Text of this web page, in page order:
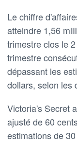
Le chiffre
atteindre 1,56
trimestre clos le
trimestre
dépassant les
dollars, selon les
Victoria's Secret
ajusté de 60
estimations de